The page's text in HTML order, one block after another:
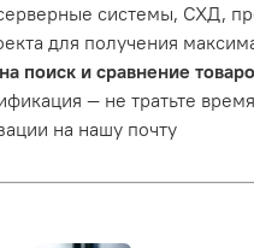
системы, СХД,
для получения
поиск и сравнение
— не тратьте
на нашу почту